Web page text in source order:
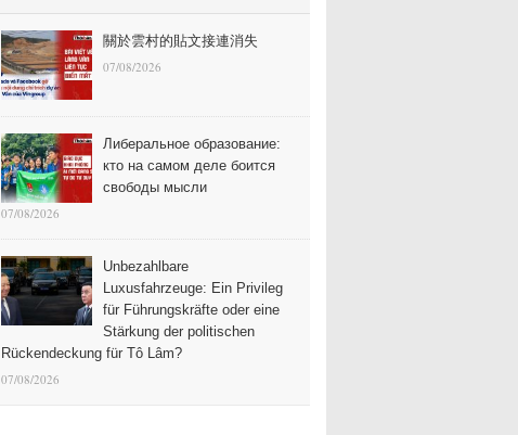
關於雲村的貼文接連消失
07/08/2026
Либеральное образование:
кто на самом деле боится
свободы мысли
07/08/2026
Unbezahlbare
Luxusfahrzeuge: Ein Privileg
für Führungskräfte oder eine
Stärkung der politischen
Rückendeckung für Tô Lâm?
07/08/2026